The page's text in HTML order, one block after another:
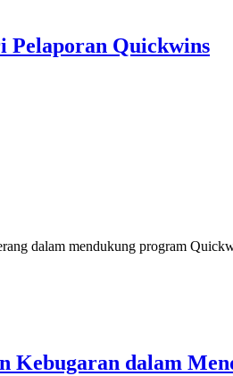
Pelaporan Quickwins
dalam mendukung program
Kebugaran dalam